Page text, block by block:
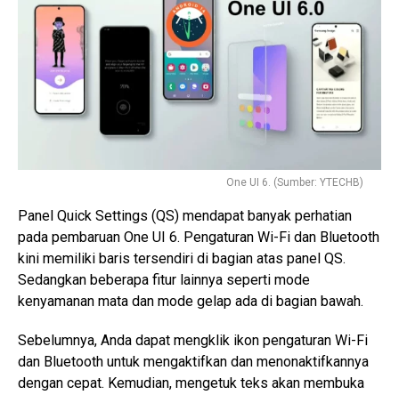
One UI 6. (Sumber: YTECHB)
Panel Quick Settings (QS) mendapat banyak perhatian
pada pembaruan One UI 6. Pengaturan Wi-Fi dan Bluetooth
kini memiliki baris tersendiri di bagian atas panel QS.
Sedangkan beberapa fitur lainnya seperti mode
kenyamanan mata dan mode gelap ada di bagian bawah.
Sebelumnya, Anda dapat mengklik ikon pengaturan Wi-Fi
dan Bluetooth untuk mengaktifkan dan menonaktifkannya
dengan cepat. Kemudian, mengetuk teks akan membuka